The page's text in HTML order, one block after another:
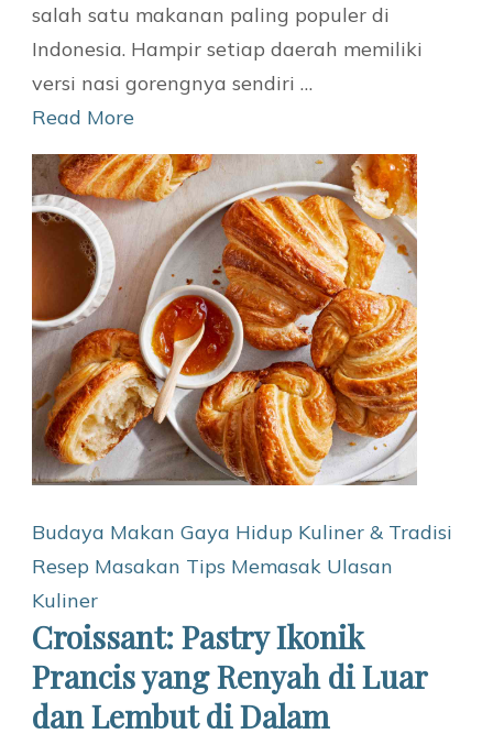
salah satu makanan paling populer di
Indonesia. Hampir setiap daerah memiliki
versi nasi gorengnya sendiri …
Read More
Budaya Makan Gaya Hidup Kuliner & Tradisi
Resep Masakan Tips Memasak Ulasan
Kuliner
Croissant: Pastry Ikonik
Prancis yang Renyah di Luar
dan Lembut di Dalam